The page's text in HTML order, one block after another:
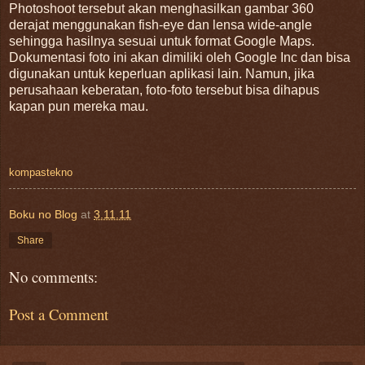
Photoshoot tersebut akan menghasilkan gambar 360
derajat menggunakan fish-eye dan lensa wide-angle
sehingga hasilnya sesuai untuk format Google Maps.
Dokumentasi foto ini akan dimiliki oleh Google Inc dan bisa
digunakan untuk keperluan aplikasi lain. Namun, jika
perusahaan keberatan, foto-foto tersebut bisa dihapus
kapan pun mereka mau.
kompastekno
Boku no Blog at 3.11.11
Share
No comments:
Post a Comment